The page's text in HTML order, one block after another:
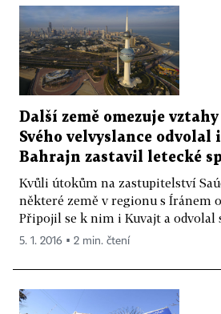
Další země omezuje
Svého velvyslance odvolal
Bahrajn zastavil letecké
Kvůli útokům na zastupitelství
některé země v regionu s Íránem
Připojil se k nim i Kuvajt a odvolal
5. 1. 2016 ▪ 2 min. čtení